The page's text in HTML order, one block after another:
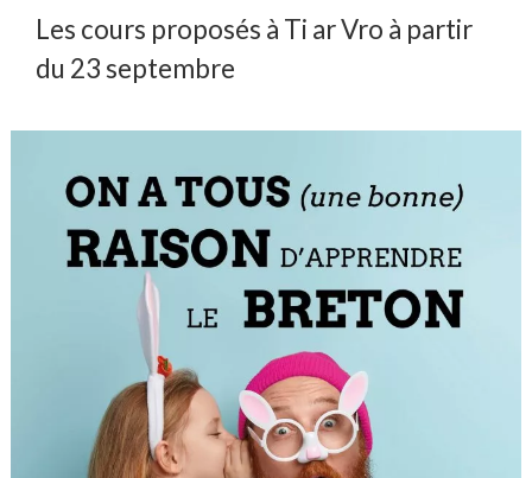
Les cours proposés à Ti ar Vro à partir
du 23 septembre